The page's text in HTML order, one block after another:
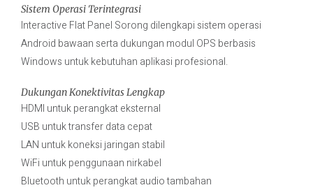
Sistem Operasi Terintegrasi
Interactive Flat Panel Sorong dilengkapi sistem operasi
Android bawaan serta dukungan modul OPS berbasis
Windows untuk kebutuhan aplikasi profesional.
Dukungan Konektivitas Lengkap
HDMI untuk perangkat eksternal
USB untuk transfer data cepat
LAN untuk koneksi jaringan stabil
WiFi untuk penggunaan nirkabel
Bluetooth untuk perangkat audio tambahan